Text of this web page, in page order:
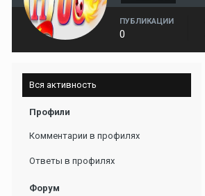
ПУБЛИКАЦИИ
0
Вся активность
Профили
Комментарии в профилях
Ответы в профилях
Форум